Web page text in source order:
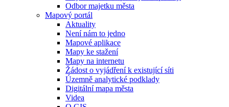
Odbor majetku města
Mapový portál
Aktuality
Není nám to jedno
Mapové aplikace
Mapy ke stažení
Mapy na internetu
Žádost o vyjádření k existující síti
Územně analytické podklady
Digitální mapa města
Videa